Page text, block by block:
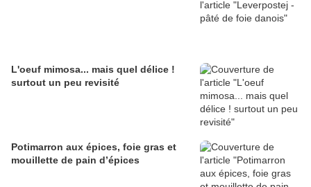
L'oeuf mimosa... mais quel délice !
surtout un peu revisité
Potimarron aux épices, foie gras et
mouillette de pain d’épices